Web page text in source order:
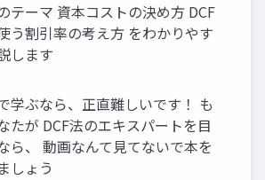
テーマ 資本コストの決め方 DCF
う割引率の考え方 をわかりやす
します
学ぶなら、正直難しいです！ も
たが DCF法のエキスパートを目
ら、 動画なんて見てないで本を
しょう